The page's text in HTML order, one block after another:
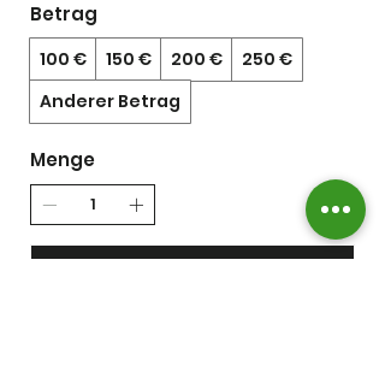
Betrag
100 € 150 € 200 €
250 €
Anderer Betrag
Menge